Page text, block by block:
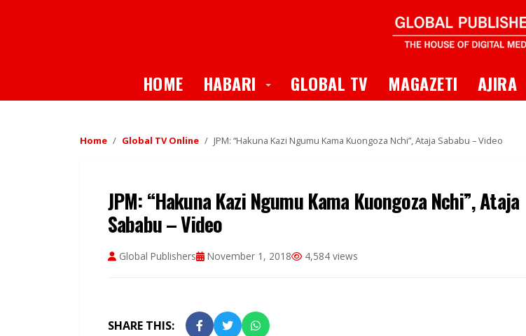
HOME HABARI Toggle Dropdown
GLOBAL TV MAGAZETI AJIRA
Home Global TV Online JPM: “Hakuna Kazi Ngumu Kama Kuongoza Nchi”, Ataja Sababu – Video
JPM: “Hakuna Kazi Ngumu Kama Kuongoza Nchi”, Ataja
Sababu – Video
Global Publishers November 1, 2018 4,584 views
SHARE THIS: